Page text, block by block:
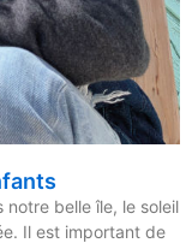
belle île, le soleil
Il est important de